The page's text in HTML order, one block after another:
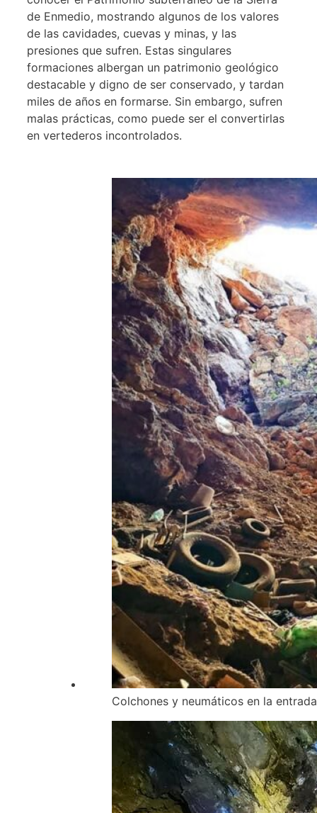
de Enmedio, mostrando algunos de los valores
de las cavidades, cuevas y minas, y las
presiones que sufren. Estas singulares
formaciones albergan un patrimonio geológico
destacable y digno de ser conservado, y tardan
miles de años en formarse. Sin embargo, sufren
malas prácticas, como puede ser el convertirlas
en vertederos incontrolados.
Colchones y neumáticos en la